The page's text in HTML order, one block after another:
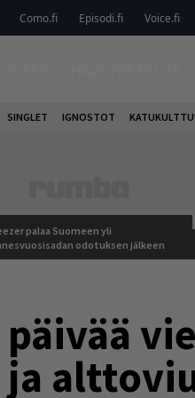
Como.fi Episodi.fi Voice.fi
SINGLET IGNOSTOT
palaa Suomeen yli
odotuksen jälkeen
ja